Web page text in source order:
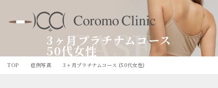
3ヶ月プラチナムコース
50代女性
CASE
TOP 症例写真 3ヶ月プラチナムコース (50代女性)